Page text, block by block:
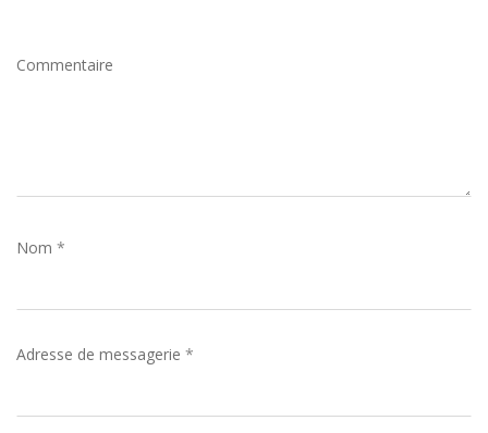
Commentaire
Nom *
Adresse de messagerie *